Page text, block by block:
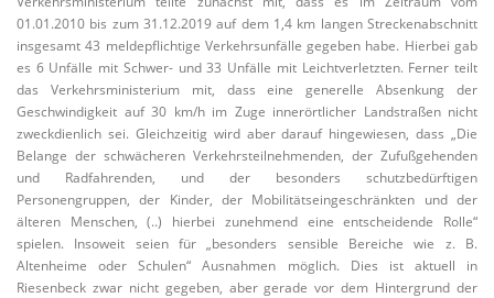
01.01.2010 bis zum 31.12.2019 auf dem 1,4 km langen Streckenabschnitt
insgesamt 43 meldepflichtige Verkehrsunfälle gegeben habe. Hierbei gab
es 6 Unfälle mit Schwer- und 33 Unfälle mit Leichtverletzten. Ferner teilt
das Verkehrsministerium mit, dass eine generelle Absenkung der
Geschwindigkeit auf 30 km/h im Zuge innerörtlicher Landstraßen nicht
zweckdienlich sei. Gleichzeitig wird aber darauf hingewiesen, dass „Die
Belange der schwächeren Verkehrsteilnehmenden, der Zufußgehenden
und Radfahrenden, und der besonders schutzbedürftigen
Personengruppen, der Kinder, der Mobilitätseingeschränkten und der
älteren Menschen, (..) hierbei zunehmend eine entscheidende Rolle“
spielen. Insoweit seien für „besonders sensible Bereiche wie z. B.
Altenheime oder Schulen“ Ausnahmen möglich. Dies ist aktuell in
Riesenbeck zwar nicht gegeben, aber gerade vor dem Hintergrund der